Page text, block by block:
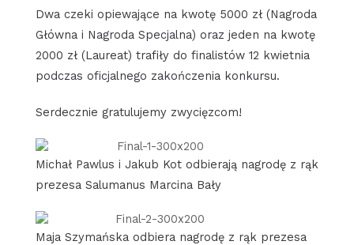
Dwa czeki opiewające na kwotę 5000 zł (Nagroda
Główna i Nagroda Specjalna) oraz jeden na kwotę
2000 zł (Laureat) trafiły do finalistów 12 kwietnia
podczas oficjalnego zakończenia konkursu.
Serdecznie gratulujemy zwycięzcom!
Michał Pawlus i Jakub Kot odbierają nagrodę z rąk
prezesa Salumanus Marcina Bały
Maja Szymańska odbiera nagrodę z rąk prezesa